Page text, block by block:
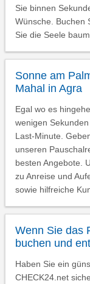
Sie binnen
Wünsche. Buchen
Sie die Seele
Sonne am
Mahal in Agra
Egal wo es
wenigen
Last-Minute.
unseren
besten Angebote.
zu Anreise und
sowie hilfreiche
Wenn Sie das
buchen und
Haben Sie ein
CHECK24.net